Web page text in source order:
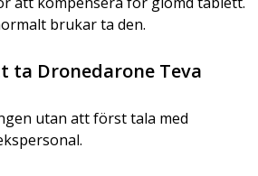
brukar ta den.
ta Dronedarone Teva
utan att först tala med